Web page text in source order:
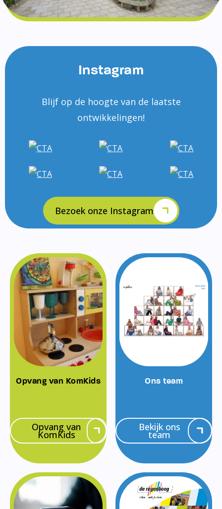
Instagram
Blijf op de hoogte van de laatste
ontwikkelingen!
Bezoek onze Instagram
Opvang van KomKids
Opvang van
KomKids
Ons team
Bekijk ons
team